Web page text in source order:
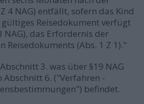
4 NAG) entfällt, sofern das Kind
Reisedokument verfügt
NAG), das Erfordernis der
Reisedokuments (Abs. 1 Z 1)."
3. was über §19 NAG
Abschnitt 6. ("Verfahren -
befindet.